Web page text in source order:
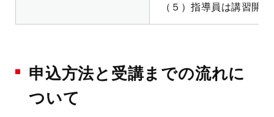
（５）指導員は講習開
申込方法と受講までの流れに
ついて